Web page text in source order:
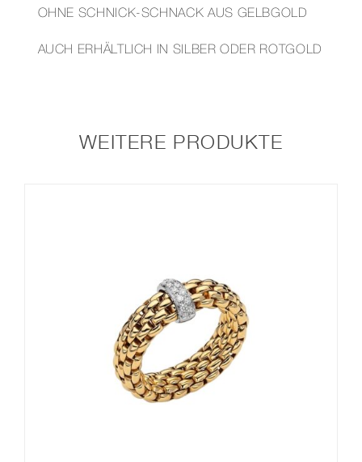
OHNE SCHNICK-SCHNACK AUS GELBGOLD
AUCH ERHÄLTLICH IN SILBER ODER ROTGOLD
WEITERE PRODUKTE